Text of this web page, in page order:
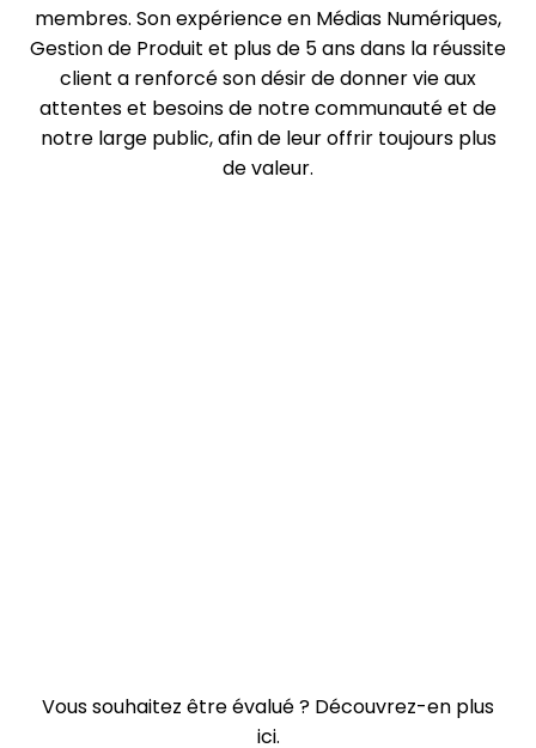
membres. Son expérience en Médias Numériques,
Gestion de Produit et plus de 5 ans dans la réussite
client a renforcé son désir de donner vie aux
attentes et besoins de notre communauté et de
notre large public, afin de leur offrir toujours plus
de valeur.
Vous souhaitez être évalué ? Découvrez-en plus
ici.